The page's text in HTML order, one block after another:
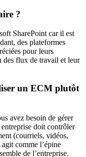
?
SharePoint car il est
des plateformes
pour leurs
des flux de travail et leur
un ECM plutôt
avez besoin de gérer
doit contrôler
(courriels, vidéos,
comme l’épine
de l’entreprise.